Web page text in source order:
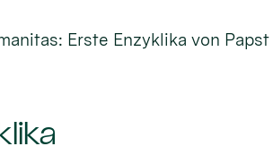
Erste Enzyklika von